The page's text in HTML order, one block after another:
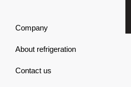
Company
About refrigeration
Contact us